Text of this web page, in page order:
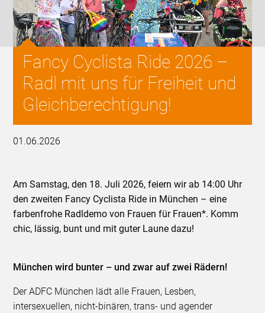
Fancy Cyclista Ride 2026 –
Radl mit uns für Freiheit und
Gleichberechtigung!
01.06.2026
Am Samstag, den 18. Juli 2026, feiern wir ab 14:00 Uhr
den zweiten Fancy Cyclista Ride in München – eine
farbenfrohe Radldemo von Frauen für Frauen*. Komm
chic, lässig, bunt und mit guter Laune dazu!
München wird bunter – und zwar auf zwei Rädern!
Der ADFC München lädt alle Frauen, Lesben,
intersexuellen, nicht-binären, trans- und agender